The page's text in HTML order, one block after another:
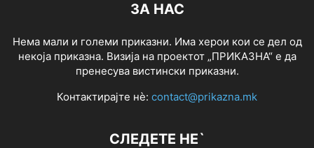
ЗА НАС
Нема мали и големи приказни. Има херои кои се дел од
некоја приказна. Визија на проектот „ПРИКАЗНА“ е да
пренесува вистински приказни.
Контактирајте нѐ: contact@prikazna.mk
СЛЕДЕТЕ НЕ`